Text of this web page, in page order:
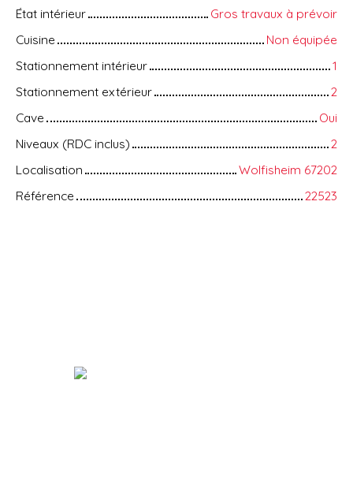
État intérieur
Gros travaux à prévoir
Cuisine
Non équipée
Stationnement intérieur
1
Stationnement extérieur
2
Cave
Oui
Niveaux (RDC inclus)
2
Localisation
Wolfisheim 67202
Référence
22523